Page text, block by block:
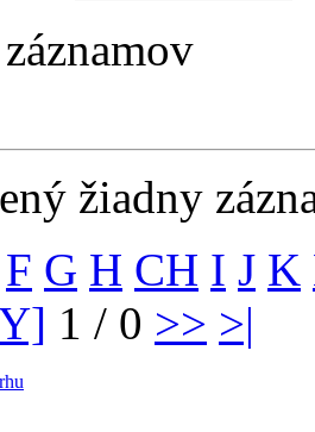
žiadny
F G H CH I J K
1 / 0 >> >|